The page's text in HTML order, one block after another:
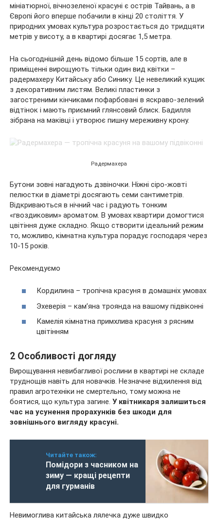
мініатюрної, вічнозеленої красуні є острів Тайвань, а в
Європі його вперше побачили в кінці 20 століття. У
природних умовах культура розростається до тридцяти
метрів у висоту, а в квартирі досягає 1,5 метра.
На сьогоднішній день відомо більше 15 сортів, але в
приміщенні вирощують тільки один вид квітки –
радермахеру Китайську або Синику. Це невеликий кущик
з декоративним листям. Великі пластинки з
загостреними кінчиками пофарбовані в яскраво-зелений
відтінок і мають приємний глянсовий блиск. Бадилля
зібрана на маківці і утворює пишну мереживну крону.
Радермахера
Бутони зовні нагадують дзвіночки. Ніжні сіро-жовті
пелюстки в діаметрі досягають семи сантиметрів.
Відкриваються в нічний час і радують тонким
«гвоздиковим» ароматом. В умовах квартири домогтися
цвітіння дуже складно. Якщо створити ідеальний режим
то, можливо, кімнатна культура порадує господаря через
10-15 років.
Рекомендуємо
Кордилина – тропічна красуня в домашніх умовах
Эхеверія – кам’яна троянда на вашому підвіконні
Камелія кімнатна примхлива красуня з рясним
цвітінням
2 Особливості догляду
Вирощування невибагливої рослини в квартирі не складе
труднощів навіть для новачків. Незначне відхилення від
правил агротехніки не смертельно, тому можна не
боятися, що культура загине. У квітникаря залишиться
час на усунення прорахунків без шкоди для
зовнішнього вигляду красуні.
Читайте також:
Помідори з часником на
зиму — кращі рецепти
для гурманів
Невимоглива китайська лялечка дуже швидко